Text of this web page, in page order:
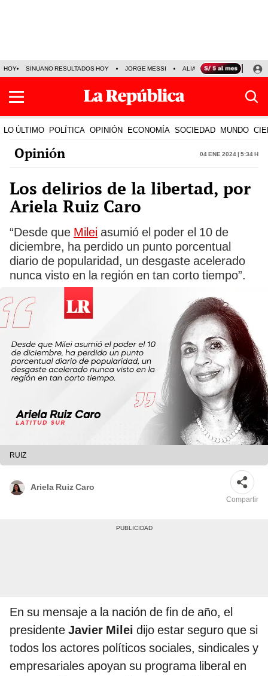
HOY SINUANO RESULTADOS HOY JORGE MESSI ALIANZA LIMA VS SPORT
LO ÚLTIMO POLÍTICA OPINIÓN ECONOMÍA SOCIEDAD MUNDO
Opinión 04 Ene 2024 | 5:34 h
Los delirios de la libertad, por
Ariela Ruiz Caro
“Desde que Milei asumió el poder el 10 de
diciembre, ha perdido un punto porcentual
diario de popularidad, un desgaste acelerado
nunca visto en la región en tan corto tiempo”.
RUIZ
Ariela Ruiz Caro
Compartir
En su mensaje a la nación de fin de año, el
presidente Javier Milei dijo estar seguro que si
todos los actores políticos sociales, sindicales y
empresariales apoyan su programa liberal en